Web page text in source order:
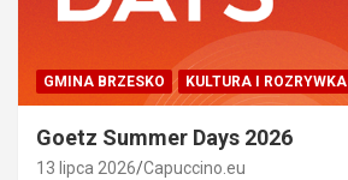
GMINA BRZESKO KULTURA I ROZRYWKA
Goetz Summer Days 2026
13 lipca 2026 Capuccino.eu